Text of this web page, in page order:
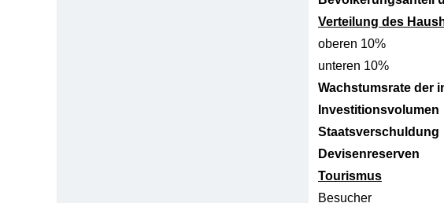
Verteilung des
oberen 10%
unteren 10%
Wachstumsrate der
Investitionsvolumen
Staatsverschuldung
Devisenreserven
Tourismus
Besucher